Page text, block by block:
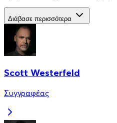
Διάβασε περισσότερα
Scott Westerfeld
Συγγραφέας